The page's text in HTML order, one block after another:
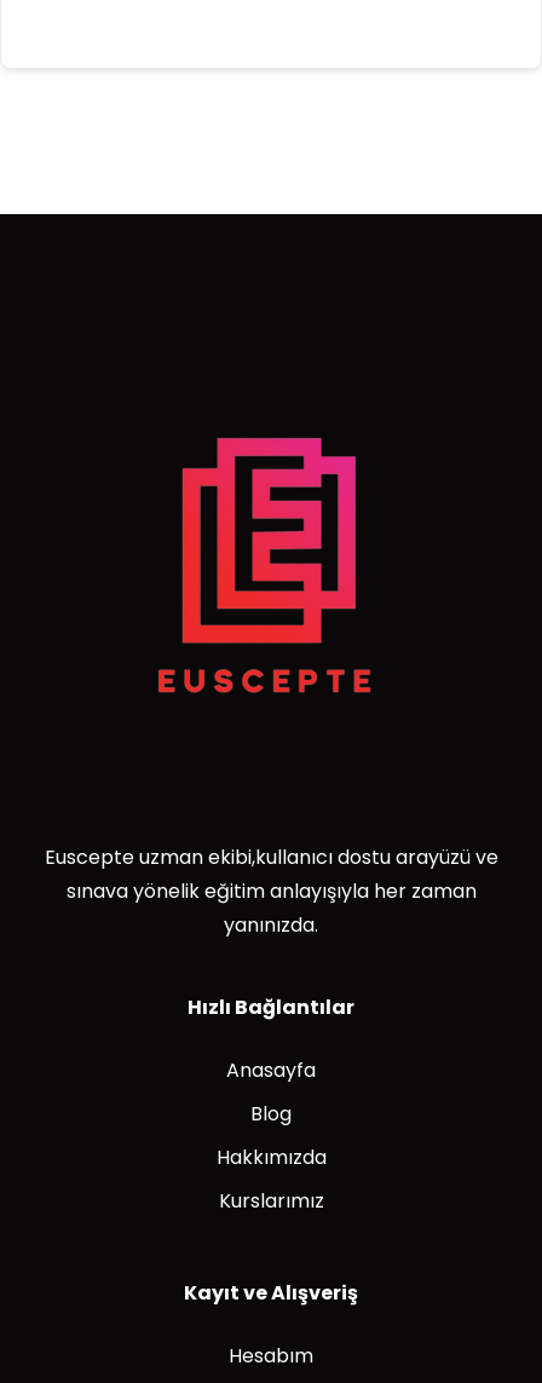
Euscepte uzman ekibi,kullanıcı dostu arayüzü ve
sınava yönelik eğitim anlayışıyla her zaman
yanınızda.
Hızlı Bağlantılar
Anasayfa
Blog
Hakkımızda
Kurslarımız
Kayıt ve Alışveriş
Hesabım